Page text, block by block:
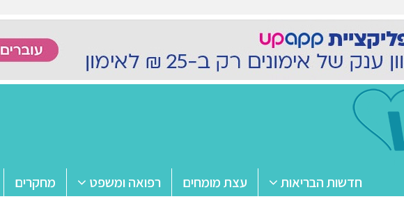
חדשות הבריאות עצת מומחים רפואה ומשפט מחקרים